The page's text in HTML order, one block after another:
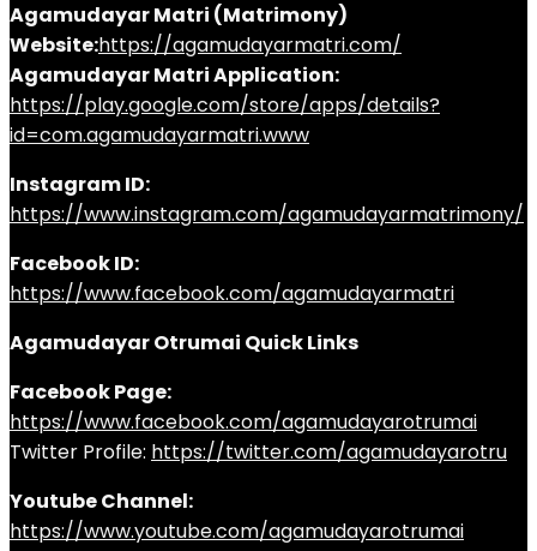
Agamudayar Matri (Matrimony)
Website:https://agamudayarmatri.com/
Agamudayar Matri Application:
https://play.google.com/store/apps/details?
id=com.agamudayarmatri.www
Instagram ID:
https://www.instagram.com/agamudayarmatrimony/
Facebook ID:
https://www.facebook.com/agamudayarmatri
Agamudayar Otrumai Quick Links
Facebook Page:
https://www.facebook.com/agamudayarotrumai
Twitter Profile: https://twitter.com/agamudayarotru
Youtube Channel:
https://www.youtube.com/agamudayarotrumai